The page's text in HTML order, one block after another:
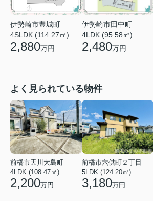
伊勢崎市豊城町
4SLDK (114.27㎡)
2,880万円
伊勢崎市田中町
4LDK (95.58㎡)
2,480万円
よく見られている物件
前橋市天川大島町
4LDK (108.47㎡)
2,200万円
前橋市六供町２丁目
5LDK (124.20㎡)
3,180万円